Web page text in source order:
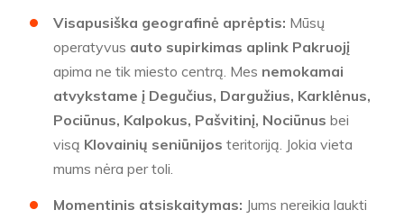
Visapusiška geografinė aprėptis: Mūsų
operatyvus auto supirkimas aplink Pakruojį
apima ne tik miesto centrą. Mes nemokamai
atvykstame į Degučius, Dargužius, Karklėnus,
Pociūnus, Kalpokus, Pašvitinį, Nociūnus bei
visą Klovainių seniūnijos teritoriją. Jokia vieta
mums nėra per toli.
Momentinis atsiskaitymas: Jums nereikia laukti